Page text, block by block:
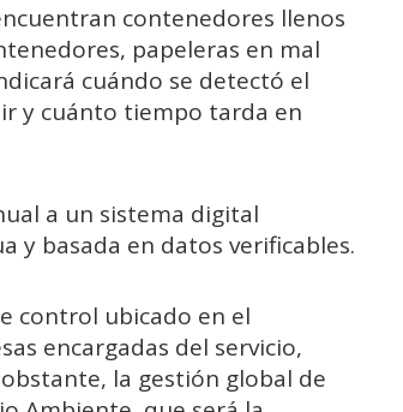
contenedores llenos
papeleras en mal
cuándo se detectó el
y cuánto tiempo tarda en
a un sistema digital
y basada en datos verificables.
control ubicado en el
encargadas del servicio,
la gestión global de